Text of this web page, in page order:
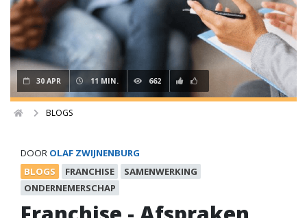
30 APR 11 MIN. 662
BLOGS
DOOR OLAF ZWIJNENBURG
BLOGS
FRANCHISE
SAMENWERKING
ONDERNEMERSCHAP